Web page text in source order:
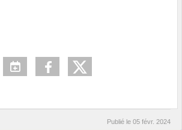
Publié le 05 févr. 2024